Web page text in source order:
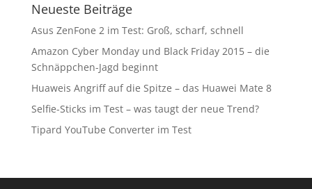
Neueste Beiträge
Asus ZenFone 2 im Test: Groß, scharf, schnell
Amazon Cyber Monday und Black Friday 2015 – die
Schnäppchen-Jagd beginnt
Huaweis Angriff auf die Spitze – das Huawei Mate 8
Selfie-Sticks im Test – was taugt der neue Trend?
Tipard YouTube Converter im Test